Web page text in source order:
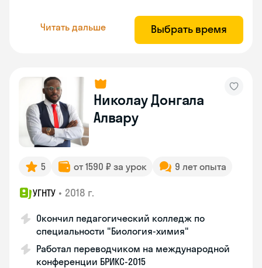
Читать дальше Выбрать время
Николау Донгала
Алвару
5 от 1590 ₽ за урок 9 лет опыта
УГНТУ • 2018 г.
Окончил педагогический колледж по
специальности "Биология-химия"
Работал переводчиком на международной
конференции БРИКС-2015